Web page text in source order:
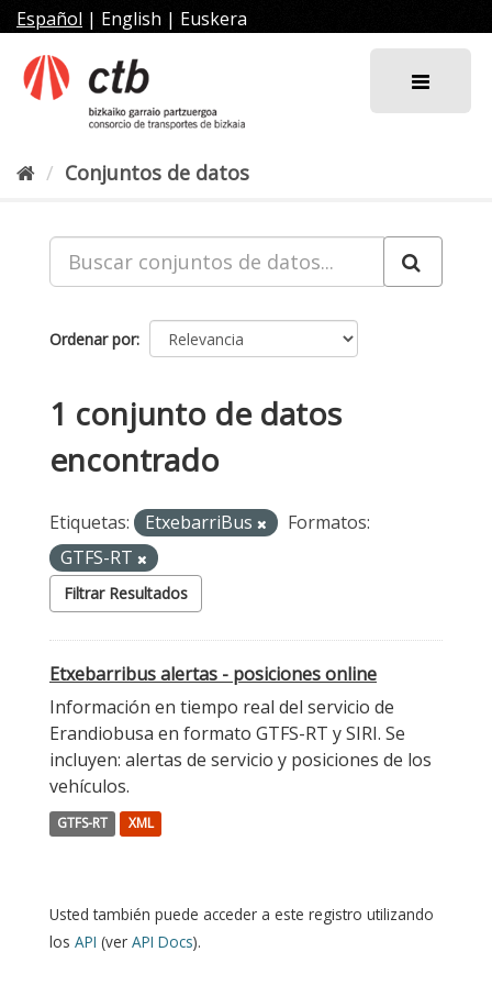
al
contenido
Español | English | Euskera
Conjuntos de datos
Ordenar por
1 conjunto de datos
encontrado
Etiquetas: EtxebarriBus
Formatos:
GTFS-RT
Filtrar Resultados
Etxebarribus alertas - posiciones online
Información en tiempo real del servicio de
Erandiobusa en formato GTFS-RT y SIRI. Se
incluyen: alertas de servicio y posiciones de los
vehículos.
GTFS-RT XML
Usted también puede acceder a este registro utilizando
los API (ver API Docs).